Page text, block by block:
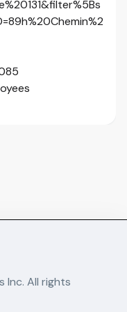
où votre énergie
sont réelles et
jeune, engagée
hâte de vous
Inc. All rights